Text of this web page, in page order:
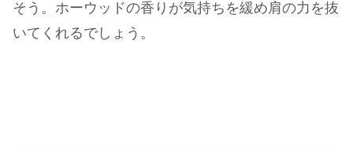
そう。ホーウッドの香りが気持ちを緩め肩の力を抜
いてくれるでしょう。